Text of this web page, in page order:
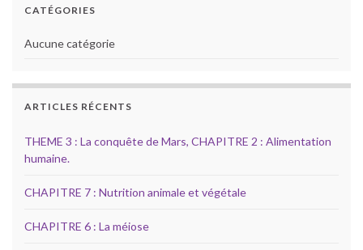
CATÉGORIES
Aucune catégorie
ARTICLES RÉCENTS
THEME 3 : La conquête de Mars, CHAPITRE 2 : Alimentation
humaine.
CHAPITRE 7 : Nutrition animale et végétale
CHAPITRE 6 : La méiose